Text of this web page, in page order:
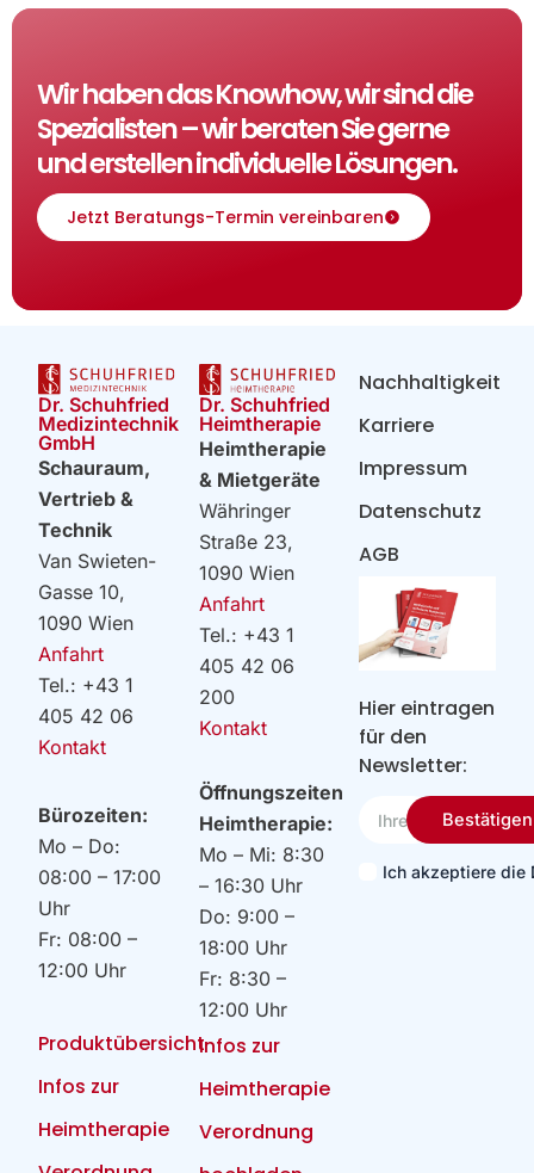
Wir haben das Knowhow, wir sind die
Spezialisten – wir beraten Sie gerne
und erstellen individuelle Lösungen.
Jetzt Beratungs-Termin vereinbaren
Dr. Schuhfried
Medizintechnik
GmbH
Schauraum,
Vertrieb &
Technik
Van Swieten-
Gasse 10,
1090 Wien
Anfahrt
Tel.: +43 1
405 42 06
Kontakt
Bürozeiten:
Mo – Do:
08:00 – 17:00
Uhr
Fr: 08:00 –
12:00 Uhr
Produktübersicht
Infos zur
Heimtherapie
Dr. Schuhfried
Heimtherapie
Heimtherapie
& Mietgeräte
Währinger
Straße 23,
1090 Wien
Anfahrt
Tel.: +43 1
405 42 06
200
Kontakt
Öffnungszeiten
Heimtherapie:
Mo – Mi: 8:30
– 16:30 Uhr
Do: 9:00 –
18:00 Uhr
Fr: 8:30 –
12:00 Uhr
Infos zur
Heimtherapie
Verordnung
Hier eintragen
für den
Newsletter:
Email
Ich akzeptiere die
Bestätigen
Nachhaltigkeit
Karriere
Impressum
Datenschutz
AGB